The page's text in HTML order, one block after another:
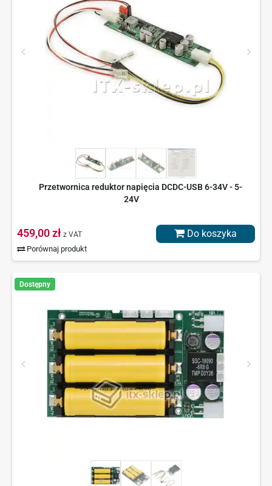
Przetwornica reduktor napięcia DCDC-USB 6-34V - 5-
24V
459,00 zł z VAT
Porównaj produkt
Do koszyka
Dostępny